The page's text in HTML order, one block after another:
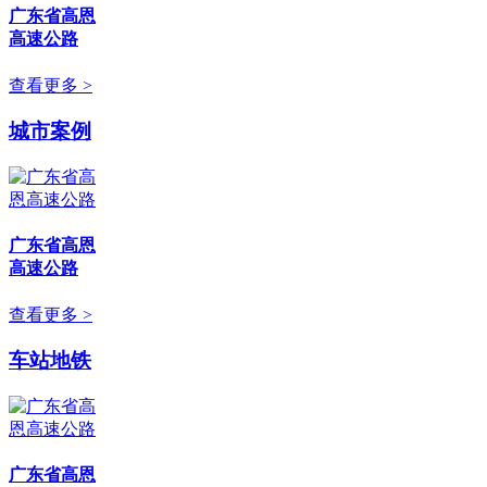
广东省高恩
高速公路
查看更多 >
城市案例
广东省高恩
高速公路
查看更多 >
车站地铁
广东省高恩